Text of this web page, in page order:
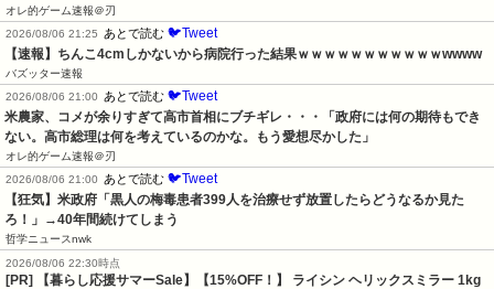
オレ的ゲーム速報＠刃
2026/08/06 21:25
あとで読む 🐦Tweet
【速報】ちんこ4cmしかないから病院行った結果ｗｗｗｗｗｗｗｗｗｗｗwwww
バズッター速報
2026/08/06 21:00
あとで読む 🐦Tweet
米農家、コメが余りすぎて高市首相にブチギレ・・・「政府には何の期待もでき
ない。高市総理は何を考えているのかな。もう愛想尽かした」
オレ的ゲーム速報＠刃
2026/08/06 21:00
あとで読む 🐦Tweet
【狂気】米政府「黒人の梅毒患者399人を治療せず放置したらどうなるか見た
ろ！」→40年間続けてしまう
哲学ニュースnwk
2026/08/06 22:30時点
[PR] 【暮らし応援サマーSale】【15%OFF！】 ライシン ヘリックスミラー 1kg